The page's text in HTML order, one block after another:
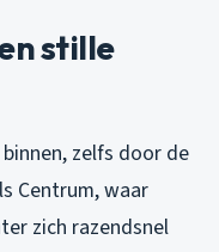
stille
zelfs door de
Centrum, waar
zich razendsnel